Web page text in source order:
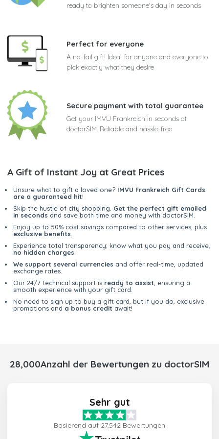
ready to brighten someone's day in seconds
Perfect for everyone
A no-fail gift! Ideal for anyone and everyone to
pick exactly what they desire
Secure payment with total guarantee
Get your IMVU Frankreich in seconds at
doctorSIM. Reliable and hassle-free
A Gift of Instant Joy at Great Prices
Unsure what to gift a loved one? IMVU Frankreich Gift Cards
are a guaranteed hit!
Skip the hustle of city shopping. Get the perfect gift emailed
in seconds and save both time and money with doctorSIM.
Enjoy up to 50% cost savings compared to other services, plus
exclusive benefits
Experience total transparency; know what you pay and receive,
no hidden charges
We support several currencies and offer real-time, updated
exchange rates.
Our 24/7 technical support is ready to assist , ensuring a
smooth experience with your gift card.
No need to sign up to buy a gift card, but if you do, exclusive
promotions and a bonus credit await!
28,000Anzahl der Bewertungen zu doctorSIM
Sehr gut
Basierend auf 27,542 Bewertungen